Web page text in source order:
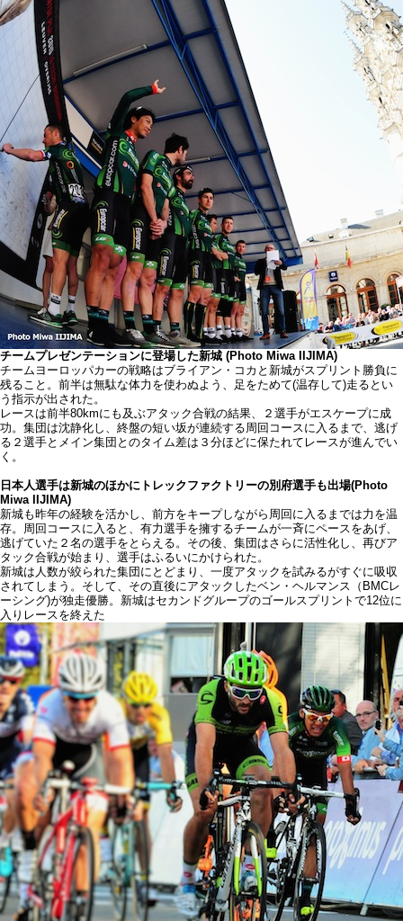
チームプレゼンテーションに登場した新城 (Photo Miwa IIJIMA)
チームヨーロッパカーの戦略はブライアン・コカと新城がスプリント勝負に
残ること。前半は無駄な体力を使わぬよう、足をためて(温存して)走るとい
う指示が出された。
レースは前半80kmにも及ぶアタック合戦の結果、２選手がエスケープに成
功。集団は沈静化し、終盤の短い坂が連続する周回コースに入るまで、逃げ
る２選手とメイン集団とのタイム差は３分ほどに保たれてレースが進んでい
く。
日本人選手は新城のほかにトレックファクトリーの別府選手も出場(Photo
Miwa IIJIMA)
新城も昨年の経験を活かし、前方をキープしながら周回に入るまでは力を温
存。周回コースに入ると、有力選手を擁するチームが一斉にペースをあげ、
逃げていた２名の選手をとらえる。その後、集団はさらに活性化し、再びア
タック合戦が始まり、選手はふるいにかけられた。
新城は人数が絞られた集団にとどまり、一度アタックを試みるがすぐに吸収
されてしまう。そして、その直後にアタックしたベン・ヘルマンス（BMCレ
ーシング)が独走優勝。新城はセカンドグループのゴールスプリントで12位に
入りレースを終えた